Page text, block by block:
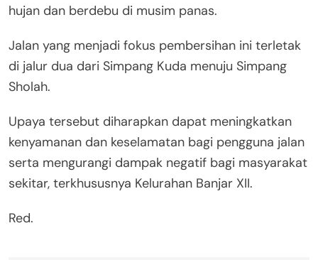
hujan dan berdebu di musim panas.
Jalan yang menjadi fokus pembersihan ini terletak
di jalur dua dari Simpang Kuda menuju Simpang
Sholah.
Upaya tersebut diharapkan dapat meningkatkan
kenyamanan dan keselamatan bagi pengguna jalan
serta mengurangi dampak negatif bagi masyarakat
sekitar, terkhususnya Kelurahan Banjar XII.
Red.